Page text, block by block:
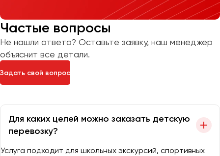
Частые вопросы
Не нашли ответа? Оставьте заявку, наш менеджер
объяснит все детали.
Задать свой вопрос
Для каких целей можно заказать детскую
перевозку?
Услуга подходит для школьных экскурсий, спортивных